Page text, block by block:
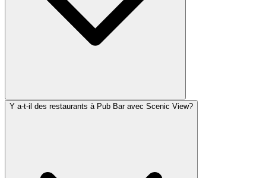
Y a-t-il des restaurants à Pub Bar avec Scenic View?